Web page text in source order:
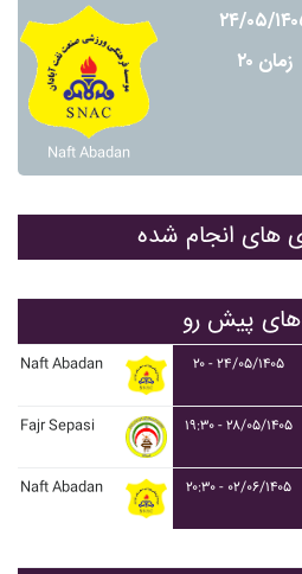
Naft Abadan
۰۵/۱۴۰۵
زمان ۲۰
های انجام شده
های پیش رو
Naft Abadan ۲۰ - ۲۴/۰۵/۱۴۰۵
Fajr Sepasi ۱۹:۳۰ - ۲۸/۰۵/۱۴۰۵
Naft Abadan ۲۰:۳۰ - ۰۲/۰۶/۱۴۰۵